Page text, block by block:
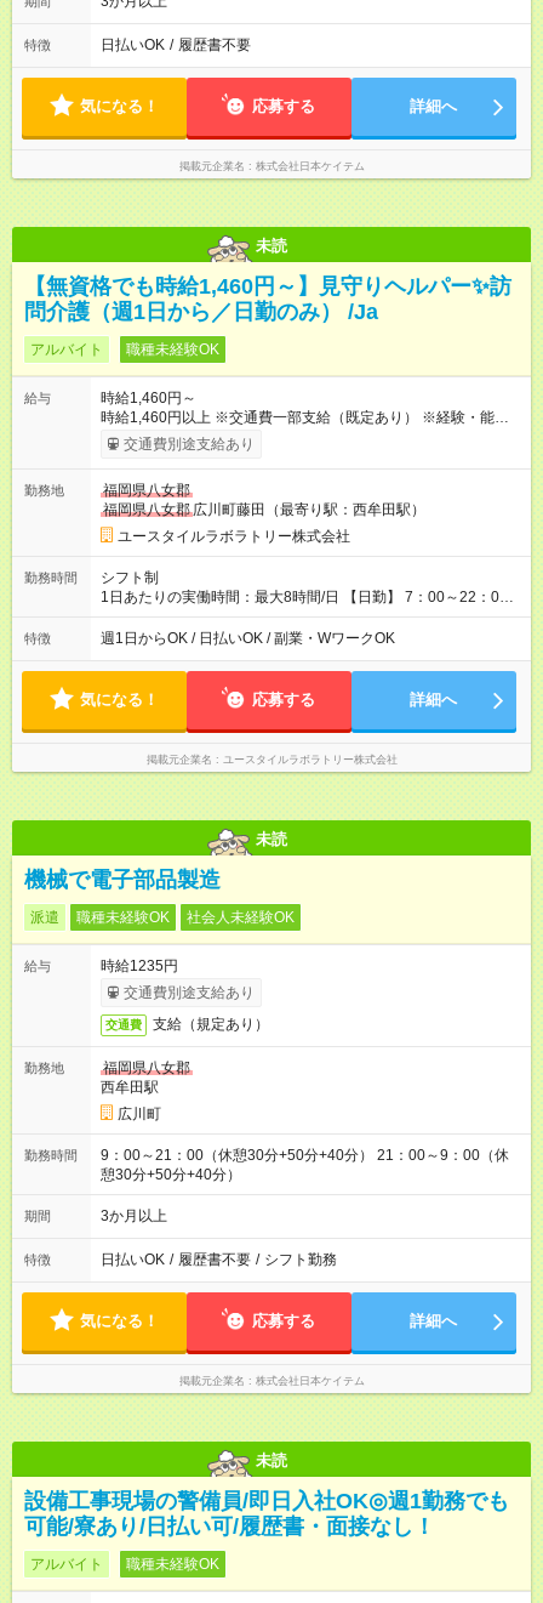
特徴 日払いOK / 履歴書不要
気になる！ 応募する 詳細へ
掲載元企業名 株式会社日本ケイテム
未読
【無資格でも時給1,460円～】見守りヘルパー✨訪
問介護（週1日から／日勤のみ） /Ja
アルバイト 職種未経験OK
給与
時給1,460円～
時給1,460円以上 ※交通費一部支給（既定あり） ※経験・能力を
考慮して決定します 【収入例】 週1回勤務の場合：1,460円×8時
間×4回=4万6,720円 週3回勤務の場合：1,460円×8時間×12回
3,600円 【試用期間】試用期間あり 試用期間の長さ：2ヶ月
※ 雇用形態と給与に、本採用時と異なる部分があります。 雇用
形態：本採用時と同じです。 給与：時給 1,060円以上
交通費別途支給あり
勤務地
福岡県八女郡
福岡県八女郡 広川町藤田（最寄り駅：西牟田駅）
ユースタイルラボラトリー株式会社
勤務時間
シフト制
1日あたりの実働時間：最大8時間/日 【日勤】 7：00～22：00
の間で4～8時間勤務（休憩時間は法定通り） ※週1日～OK ／ 1
日4時間から勤務OK ／ 夜勤なし ＊＊ 勤務時間例 ＊＊ ■7時
変動 ※曜日固定（毎週同じ曜日勤務）
特徴 週1日からOK / 日払いOK / 副業・WワークOK
気になる！ 応募する 詳細へ
掲載元企業名 ユースタイルラボラトリー株式会社
未読
機械で電子部品製造
派遣 職種未経験OK 社会人未経験OK
給与
時給1235円
交通費別途支給あり
交通費 支給（規定あり）
勤務地
福岡県八女郡
西牟田駅
広川町
勤務時間
9：00～21：00（休憩30分+50分+40分） 21：00～9：00（休
憩30分+50分+40分）
期間 3か月以上
特徴 日払いOK / 履歴書不要 / シフト勤務
気になる！ 応募する 詳細へ
掲載元企業名 株式会社日本ケイテム
未読
設備工事現場の警備員/即日入社OK◎週1勤務でも
可能/寮あり/日払い可/履歴書・面接なし！
アルバイト 職種未経験OK